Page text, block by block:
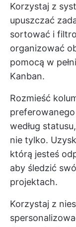
Korzystaj z
upuszczać
sortować i
organizować
pomocą w
Kanban.
Rozmieść
według
nie tylko.
którą jesteś
aby śledzić
projektach.
Korzystaj z